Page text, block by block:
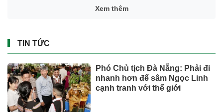
Xem thêm
TIN TỨC
Phó Chủ tịch Đà Nẵng: Phải đi
nhanh hơn để sâm Ngọc Linh
cạnh tranh với thế giới